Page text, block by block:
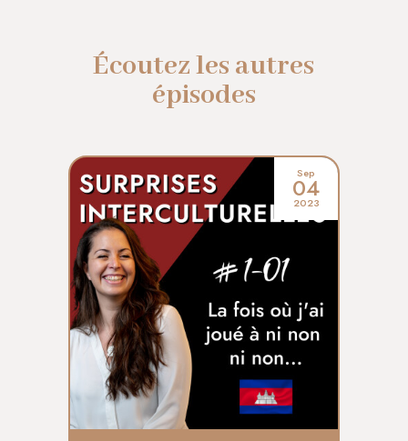
Écoutez les autres
épisodes
Sep
04
2023